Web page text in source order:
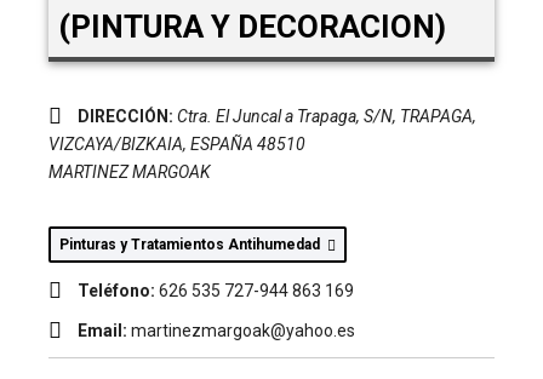
(PINTURA Y DECORACION)
DIRECCIÓN: Ctra. El Juncal a Trapaga, S/N, TRAPAGA,
VIZCAYA/BIZKAIA, ESPAÑA 48510
MARTINEZ MARGOAK
Pinturas y Tratamientos Antihumedad
Teléfono: 626 535 727-944 863 169
Email: martinezmargoak@yahoo.es